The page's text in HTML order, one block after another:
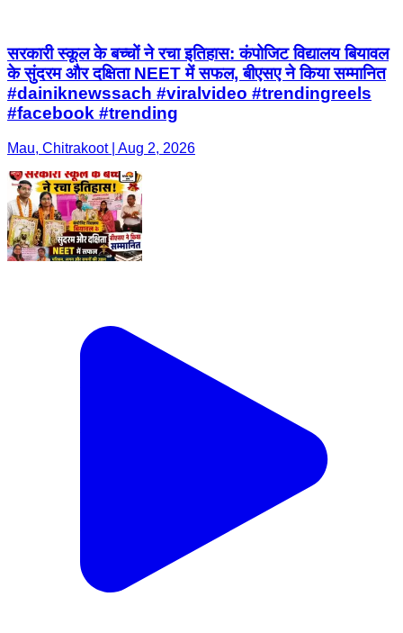
सरकारी स्कूल के बच्चों ने रचा इतिहास: कंपोजिट विद्यालय बियावल
के सुंदरम और दक्षिता NEET में सफल, बीएसए ने किया सम्मानित
#dainiknewssach #viralvideo #trendingreels
#facebook #trending
Mau, Chitrakoot | Aug 2, 2026